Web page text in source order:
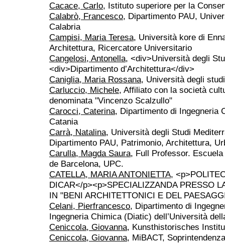
Cacace, Carlo, Istituto superiore per la
Calabrò, Francesco, Dipartimento PAU,
Calabria
Campisi, Maria Teresa, Università kore di
Architettura, Ricercatore Universitario
Cangelosi, Antonella, <div>Università degli
<div>Dipartimento d’Architettura</div>
Caniglia, Maria Rossana, Università degli
Carluccio, Michele, Affiliato con la società
denominata "Vincenzo Scalzullo"
Carocci, Caterina, Dipartimento di Ingegneria
Catania
Carrà, Natalina, Università degli Studi
Dipartimento PAU, Patrimonio, Architettura,
Carulla, Magda Saura, Full Professor.
de Barcelona, UPC.
CATELLA, MARIA ANTONIETTA,
DICAR</p><p>SPECIALIZZANDA PRESSO
IN "BENI ARCHITETTONICI E DEL
Celani, Pierfrancesco, Dipartimento di
Ingegneria Chimica (Diatic) dell’Università
Ceniccola, Giovanna, Kunsthistorisches
Ceniccola, Giovanna, MiBACT,